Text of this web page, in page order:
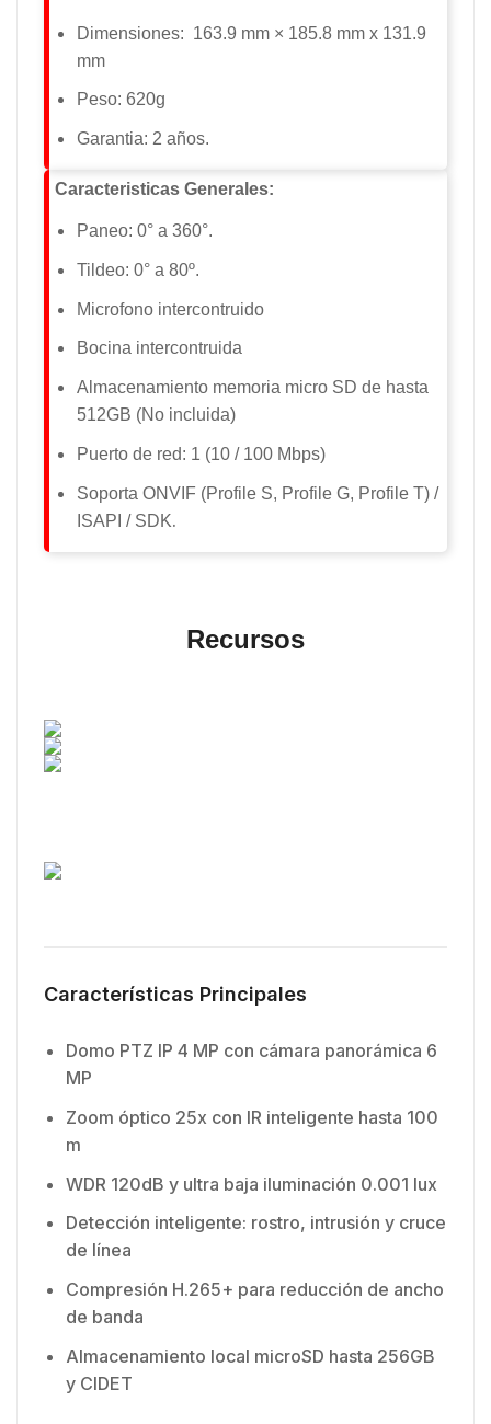
Dimensiones: 163.9 mm × 185.8 mm x 131.9
mm
Peso: 620g
Garantia: 2 años.
Caracteristicas Generales:
Paneo: 0° a 360°.
Tildeo: 0° a 80º.
Microfono intercontruido
Bocina intercontruida
Almacenamiento memoria micro SD de hasta
512GB (No incluida)
Puerto de red: 1 (10 / 100 Mbps)
Soporta ONVIF (Profile S, Profile G, Profile T) /
ISAPI / SDK.
Recursos
Características Principales
Domo PTZ IP 4 MP con cámara panorámica 6
MP
Zoom óptico 25x con IR inteligente hasta 100
m
WDR 120dB y ultra baja iluminación 0.001 lux
Detección inteligente: rostro, intrusión y cruce
de línea
Compresión H.265+ para reducción de ancho
de banda
Almacenamiento local microSD hasta 256GB
y CIDET